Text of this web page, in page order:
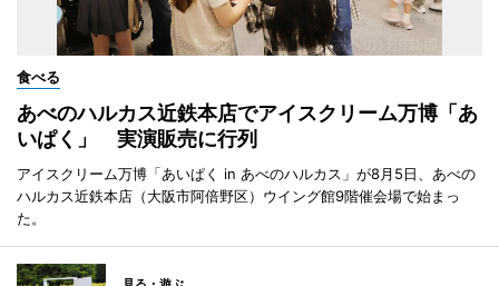
食べる
あべのハルカス近鉄本店でアイスクリーム万博「あ
いぱく」 実演販売に行列
アイスクリーム万博「あいぱく in あべのハルカス」が8月5日、あべの
ハルカス近鉄本店（大阪市阿倍野区）ウイング館9階催会場で始まっ
た。